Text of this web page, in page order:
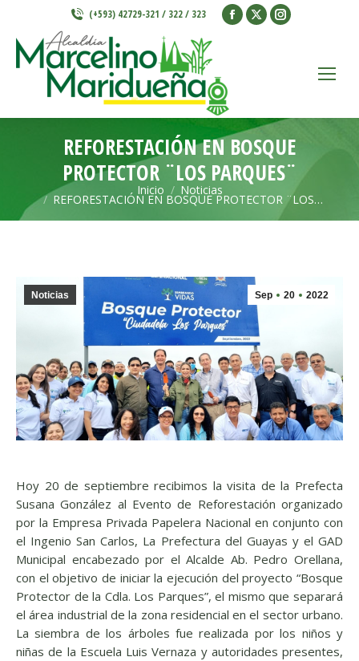
(+593) 42729-321 / 322 / 323
Facebook
window
X
window
Instagram
window
REFORESTACIÓN EN BOSQUE
PROTECTOR ¨LOS PARQUES¨
Estás aquí: Inicio Noticias
REFORESTACIÓN EN BOSQUE PROTECTOR ¨LOS…
Sep 20 2022
Noticias
Hoy 20 de septiembre recibimos la visita de la Prefecta
Susana González al Evento de Reforestación organizado
por la Empresa Privada Papelera Nacional en conjunto con
el Ingenio San Carlos, La Prefectura del Guayas y el GAD
Municipal encabezado por el Alcalde Ab. Pedro Orellana,
con el objetivo de iniciar la ejecución del proyecto “Bosque
Protector de la Cdla. Los Parques”, el mismo que separará
el área industrial de la zona residencial en el sector urbano.
La siembra de los árboles fue realizada por los niños y
niñas de la Escuela Luis Vernaza y autoridades presentes,